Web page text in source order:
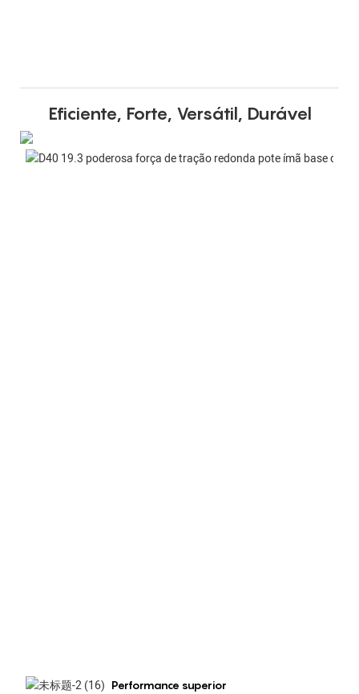
Eficiente, Forte, Versátil, Durável
Performance superior